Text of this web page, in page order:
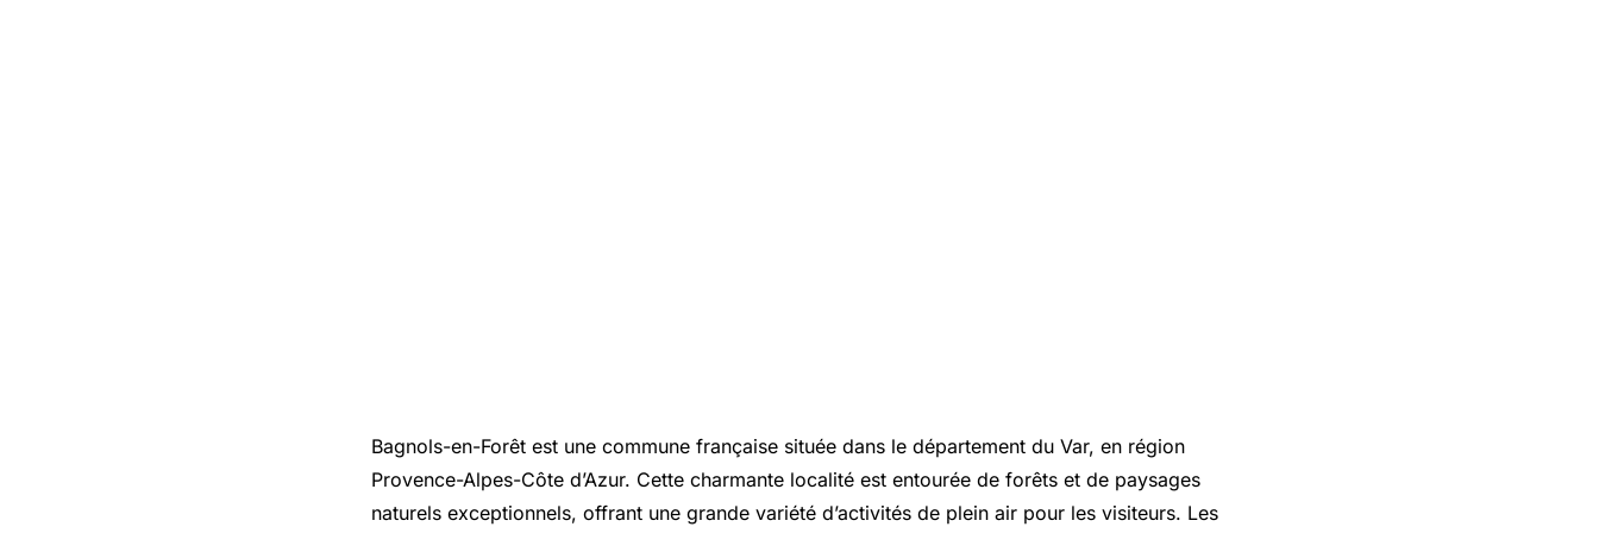
Bagnols-en-Forêt est une commune française située dans le département du Var, en région
Provence-Alpes-Côte d’Azur. Cette charmante localité est entourée de forêts et de paysages
naturels exceptionnels, offrant une grande variété d’activités de plein air pour les visiteurs. Les